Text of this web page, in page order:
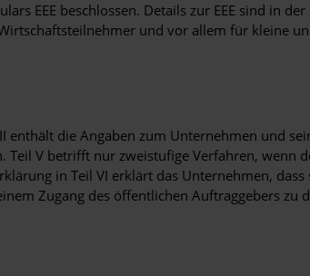
EEE beschlossen. Details zur EEE sind in
und vor allem für kleine
enthält die Angaben zum Unternehmen und
V betrifft nur zweistufige Verfahren,
in Teil VI erklärt das Unternehmen,
Zugang des öffentlichen Auftraggebers zu